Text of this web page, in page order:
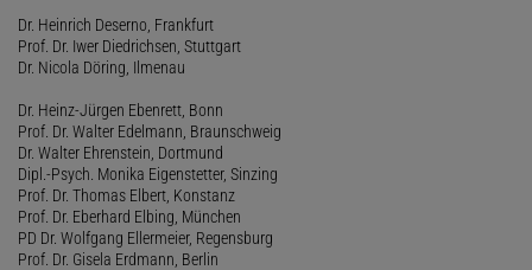
Dr. Heinrich Deserno, Frankfurt
Prof. Dr. Iwer Diedrichsen, Stuttgart
Dr. Nicola Döring, Ilmenau
Dr. Heinz-Jürgen Ebenrett, Bonn
Prof. Dr. Walter Edelmann, Braunschweig
Dr. Walter Ehrenstein, Dortmund
Dipl.-Psych. Monika Eigenstetter, Sinzing
Prof. Dr. Thomas Elbert, Konstanz
Prof. Dr. Eberhard Elbing, München
PD Dr. Wolfgang Ellermeier, Regensburg
Prof. Dr. Gisela Erdmann, Berlin